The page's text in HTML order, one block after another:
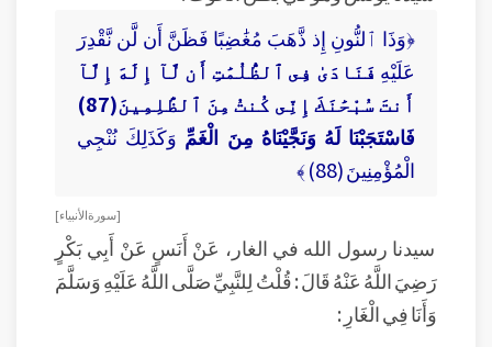
﴿وَذَا ٱلنُّونِ إِذ ذَّهَبَ مُغَٰضِبًا فَظَنَّ أَن لَّن نَّقْدِرَ
عَلَيْهِ فَنَادَىٰ فِى ٱلظُّلُمَٰتِ أَن لَّآ إِلَٰهَ إِلَّآ
أَنتَ سُبْحَٰنَكَ إِنِّى كُنتُ مِنَ ٱلظَّٰلِمِينَ(87)
فَاسْتَجَبْنَا لَهُ وَنَجَّيْنَاهُ مِنَ الْغَمِّ وَكَذَلِكَ نُنْجِي
الْمُؤْمِنِينَ (88) ﴾
[ سورة الأنبياء ]
سيدنا رسول الله في الغار، عَنْ أَنَسٍ عَنْ أَبِي بَكْرٍ
رَضِيَ اللَّهُ عَنْهُ قَالَ : قُلْتُ لِلنَّبِيِّ صَلَّى اللَّهُ عَلَيْهِ وَسَلَّمَ
وَأَنَا فِي الْغَارِ :